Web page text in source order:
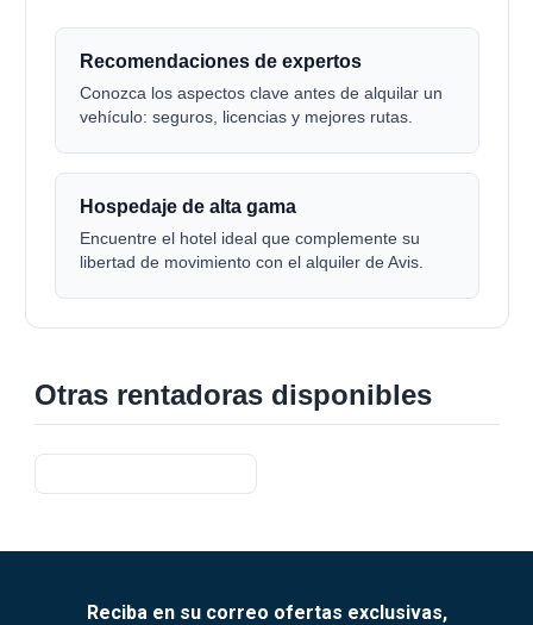
Recomendaciones de expertos
Conozca los aspectos clave antes de alquilar un
vehículo: seguros, licencias y mejores rutas.
Hospedaje de alta gama
Encuentre el hotel ideal que complemente su
libertad de movimiento con el alquiler de Avis.
Otras rentadoras disponibles
Reciba en su correo ofertas exclusivas,